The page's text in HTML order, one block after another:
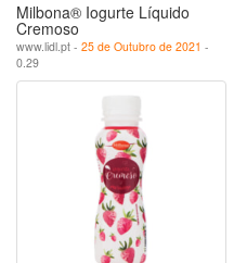
Milbona® Iogurte Líquido
Cremoso
www.lidl.pt - 25 de Outubro de 2021 -
0.29